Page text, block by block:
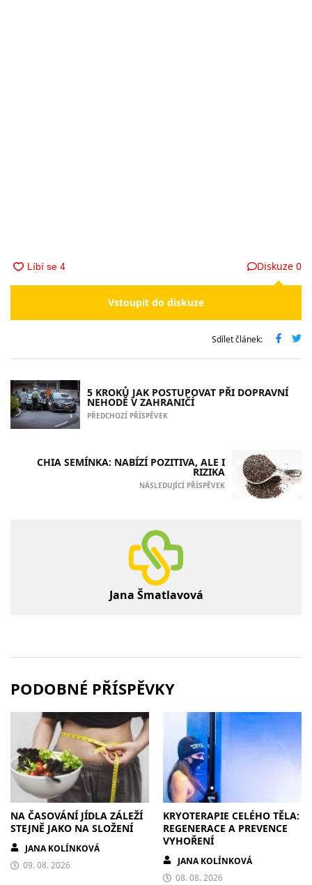
Diskuze 0
Vstoupit do diskuze
Sdílet článek:
5 KROKŮ JAK POSTUPOVAT PŘI DOPRAVNÍ
NEHODĚ V ZAHRANIČÍ
PŘEDCHOZÍ PŘÍSPĚVEK
CHIA SEMÍNKA: NABÍZÍ POZITIVA, ALE I
RIZIKA
NÁSLEDUJÍCÍ PŘÍSPĚVEK
Jana Šmatlavová
PODOBNÉ PŘÍSPĚVKY
NA ČASOVÁNÍ JÍDLA ZÁLEŽÍ
STEJNĚ JAKO NA SLOŽENÍ
JANA KOLÍNKOVÁ
09. 08. 2026
KRYOTERAPIE CELÉHO TĚLA:
REGENERACE A PREVENCE
VYHOŘENÍ
JANA KOLÍNKOVÁ
08. 08. 2026